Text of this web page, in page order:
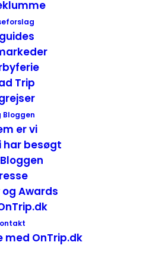
Trip
Bloggen
er vi
har besøgt
Awards
med OnTrip.dk
fængselsø –
en del af forsvaret
opført i midten af